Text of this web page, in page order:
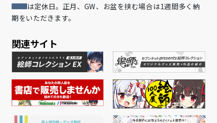
は定休日。正月、GW、お盆を挟む場合は1週間多く納
期をいただきます。
関連サイト